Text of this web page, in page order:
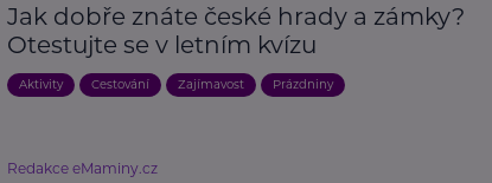
Jak dobře znáte české hrady a zámky?
Otestujte se v letním kvízu
Aktivity Cestování Zajímavost Prázdniny
Redakce eMaminy.cz